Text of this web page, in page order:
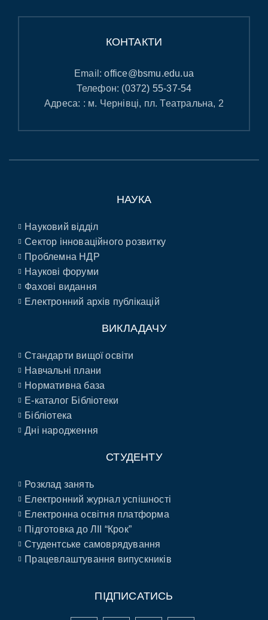
КОНТАКТИ
Email:office@bsmu.edu.ua
Телефон: (0372) 55-37-54
Адреса: : м. Чернівці, пл. Театральна, 2
НАУКА
Науковий відділ
Сектор інноваційного розвитку
Проблемна НДР
Наукові форуми
Фахові видання
Електронний архів публікацій
ВИКЛАДАЧУ
Стандарти вищої освіти
Навчальні плани
Нормативна база
E-каталог Бібліотеки
Бібліотека
Дні народження
СТУДЕНТУ
Розклад занять
Електронний журнал успішності
Електронна освітня платформа
Підготовка до ЛІІ “Крок”
Студентське самоврядування
Працевлаштування випускників
ПІДПИСАТИСЬ